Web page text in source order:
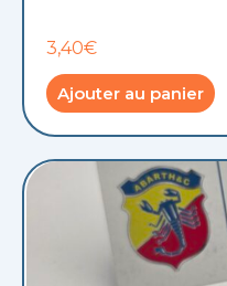
3,40€
Ajouter au panier